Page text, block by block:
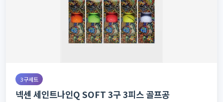
3구세트
넥센 세인트나인Q SOFT 3구 3피스 골프공